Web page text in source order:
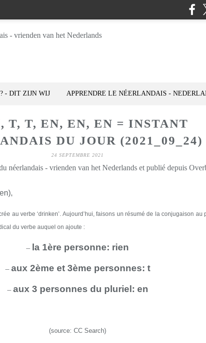
- DIT ZIJN WIJ APPRENDRE LE NÉERLANDAIS -
T, T, EN, EN, EN = INSTANT
DU JOUR (2021_09_24)
24 SEPTEMBRE 2021
néerlandais - vrienden van het Nederlands et publié depuis
au verbe ‘drinken’. Aujourd’hui,faisons un résumé de la conjugaison au
du verbe auquel on ajoute :
– la 1ère personne: rien
– aux 2ème et 3ème personnes: t
– aux 3 personnes du pluriel: en
(source: CC Search)